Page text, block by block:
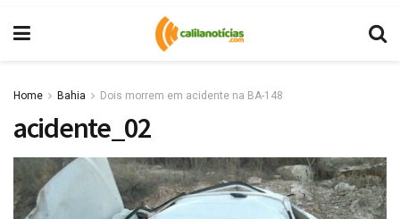
Home Bahia Dois morrem em acidente na BA-148
acidente_02